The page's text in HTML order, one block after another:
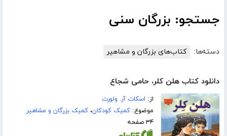
جستجو: بزرگان سنی
دسته‌ها: کتاب‌های بزرگان و مشاهیر
دانلود کتاب هلن کلر، حامی شجاع
از: اسکات آر. ولورت
موضوع:کمیک کودکان،کمیک بزرگان و مشاهیر
۳۴ صفحه